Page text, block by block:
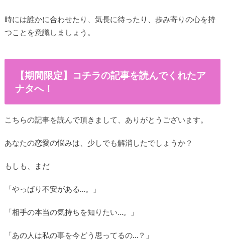
時には誰かに合わせたり、気長に待ったり、歩み寄りの心を持
つことを意識しましょう。
【期間限定】コチラの記事を読んでくれたア
ナタへ！
こちらの記事を読んで頂きまして、ありがとうございます。
あなたの恋愛の悩みは、少しでも解消したでしょうか？
もしも、まだ
「やっぱり不安がある…。」
「相手の本当の気持ちを知りたい…。」
「あの人は私の事を今どう思ってるの…？」